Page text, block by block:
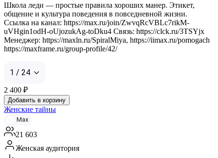
Школа леди — простые правила хороших манер. Этикет,
общение и культура поведения в повседневной жизни.
Ссылка на канал: https://max.ru/join/ZwvqRcVBLc7rikM-
uVHgin1odH-oUjozukAg-toDku4 Связь: https://clck.ru/3TSYjx
Менеджер: https://maxln.ru/SpiralMiya, https://iimax.ru/pomogach
https://maxframe.ru/group-profile/42/
1 / 24
2 400 ₽
Добавить в корзину
Женские тайны
Max
21 603
Женская аудитория